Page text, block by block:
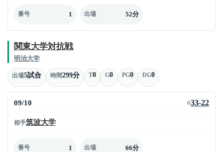
番号 1 出場 52分
関東大学対抗戦
明治大学
出場5試合 時間299分 T0 G0 PG0 DG0
09/10 ○33-22
相手筑波大学
番号 1 出場 66分